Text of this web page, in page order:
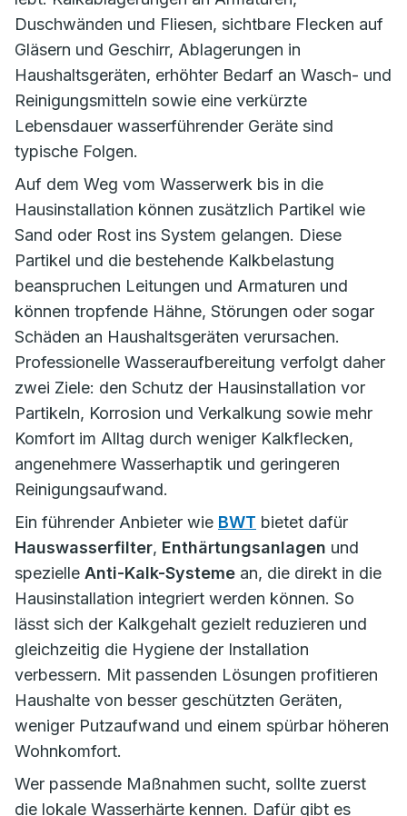
Duschwänden und Fliesen, sichtbare Flecken auf
Gläsern und Geschirr, Ablagerungen in
Haushaltsgeräten, erhöhter Bedarf an Wasch- und
Reinigungsmitteln sowie eine verkürzte
Lebensdauer wasserführender Geräte sind
typische Folgen.
Auf dem Weg vom Wasserwerk bis in die
Hausinstallation können zusätzlich Partikel wie
Sand oder Rost ins System gelangen. Diese
Partikel und die bestehende Kalkbelastung
beanspruchen Leitungen und Armaturen und
können tropfende Hähne, Störungen oder sogar
Schäden an Haushaltsgeräten verursachen.
Professionelle Wasseraufbereitung verfolgt daher
zwei Ziele: den Schutz der Hausinstallation vor
Partikeln, Korrosion und Verkalkung sowie mehr
Komfort im Alltag durch weniger Kalkflecken,
angenehmere Wasserhaptik und geringeren
Reinigungsaufwand.
Ein führender Anbieter wie BWT bietet dafür
Hauswasserfilter, Enthärtungsanlagen und
spezielle Anti-Kalk-Systeme an, die direkt in die
Hausinstallation integriert werden können. So
lässt sich der Kalkgehalt gezielt reduzieren und
gleichzeitig die Hygiene der Installation
verbessern. Mit passenden Lösungen profitieren
Haushalte von besser geschützten Geräten,
weniger Putzaufwand und einem spürbar höheren
Wohnkomfort.
Wer passende Maßnahmen sucht, sollte zuerst
die lokale Wasserhärte kennen. Dafür gibt es